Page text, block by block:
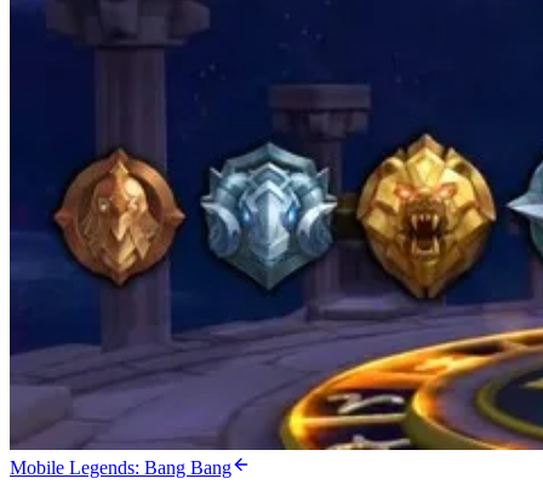
Mobile Legends: Bang Bang